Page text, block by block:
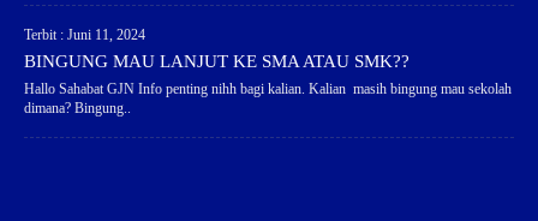
Terbit : Juni 11, 2024
BINGUNG MAU LANJUT KE SMA ATAU SMK??
Hallo Sahabat GJN Info penting nihh bagi kalian. Kalian masih bingung mau sekolah
dimana? Bingung..